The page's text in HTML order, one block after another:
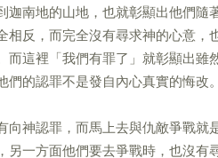
迦南地的山地，也就彰顯出他們隨
相反，而完全沒有尋求神的心意，
而這裡「我們有罪了」就彰顯出雖
的認罪不是發自內心真實的悔改。
向神認罪，而馬上去與仇敵爭戰就
另一方面他們要去爭戰時，也沒有